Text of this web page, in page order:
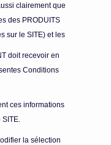
clairement que
des PRODUITS
sur le SITE) et les
doit recevoir en
Conditions
ces informations
la sélection